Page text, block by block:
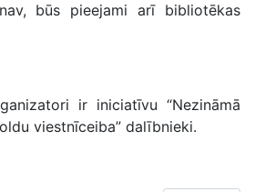
būs pieejami arī bibliotēkas
ir iniciatīvu “Nezināmā
viestnīceiba” dalībnieki.